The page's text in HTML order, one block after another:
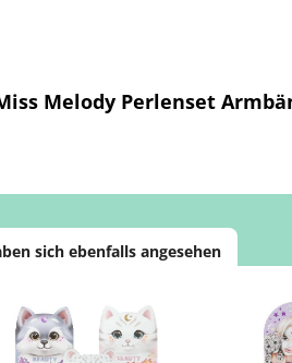
Melody Perlenset
sich ebenfalls angesehen